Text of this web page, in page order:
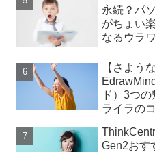
永続？パ
がちょい
なるウラ
【さよう
ド）3つ
ライラの
Gen2おす